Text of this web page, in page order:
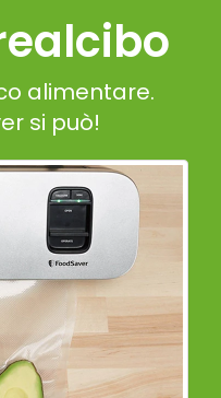
alimentare.
si può!